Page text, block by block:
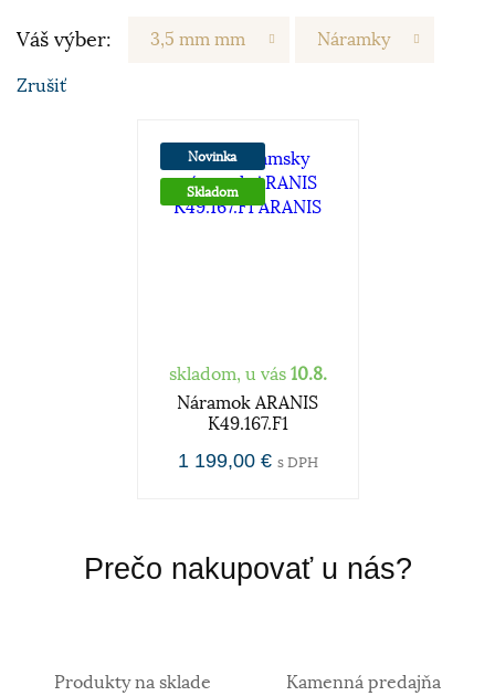
Váš výber: 3,5 mm mm Náramky
Zrušiť
Novinka
Skladom
skladom, u vás 10.8.
Náramok ARANIS
K49.167.F1
1 199,00 € s DPH
Prečo nakupovať u nás?
Produkty na sklade
Kamenná predajňa